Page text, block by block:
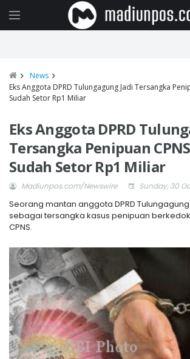
News
Eks Anggota DPRD Tulungagung Jadi Tersangka
Sudah Setor Rp1 Miliar
Eks Anggota DPRD
Tersangka Penipuan
Sudah Setor Rp1 Miliar
Madiunpos.com/Newswire Sunday, 30
Seorang mantan anggota DPRD
sebagai tersangka kasus penipuan
CPNS.